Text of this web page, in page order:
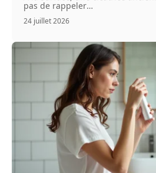
pas de rappeler…
24 juillet 2026